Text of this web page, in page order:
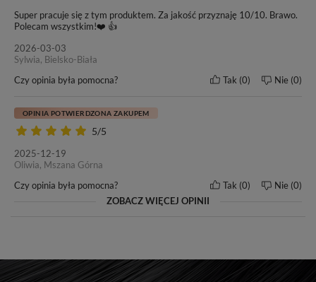
Super pracuje się z tym produktem. Za jakość przyznaję 10/10. Brawo.
Polecam wszystkim!❤️ 👍️
2026-03-03
Sylwia, Bielsko-Biała
Czy opinia była pomocna?
Tak 0 Nie 0
5/5
OPINIA POTWIERDZONA ZAKUPEM
2025-12-19
Oliwia, Mszana Górna
Czy opinia była pomocna?
Tak 0 Nie 0
ZOBACZ WIĘCEJ OPINII